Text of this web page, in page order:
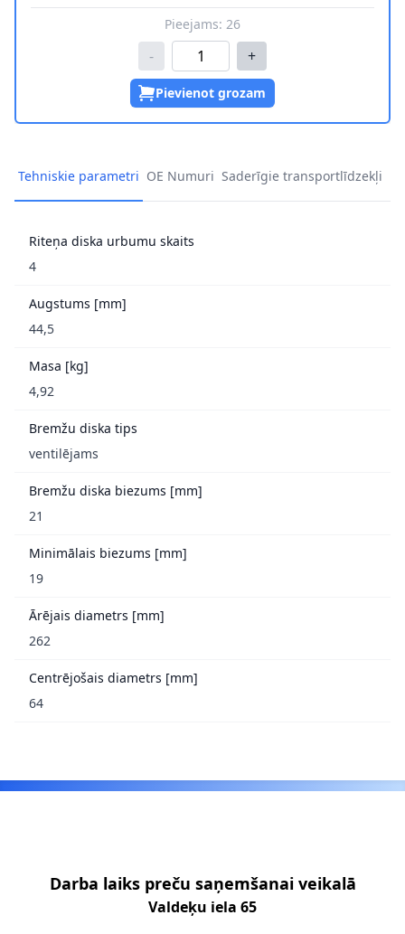
Pieejams: 26
- +
Pievienot grozam
Tehniskie parametri OE Numuri Saderīgie transportlīdzekļi
Riteņa diska urbumu skaits
4
Augstums [mm]
44,5
Masa [kg]
4,92
Bremžu diska tips
ventilējams
Bremžu diska biezums [mm]
21
Minimālais biezums [mm]
19
Ārējais diametrs [mm]
262
Centrējošais diametrs [mm]
64
Darba laiks preču saņemšanai veikalā
Valdeķu iela 65